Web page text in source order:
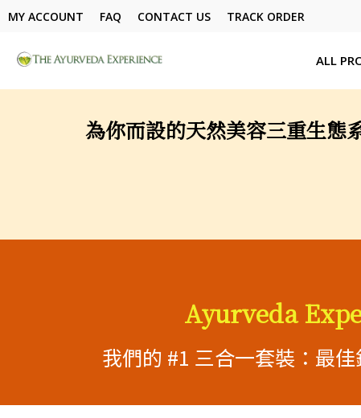
MY ACCOUNT FAQ CONTACT US TRACK ORDER
ALL
為你而設的天然美容三重生態
Ayurveda
我們的 #1 三合一套裝：最